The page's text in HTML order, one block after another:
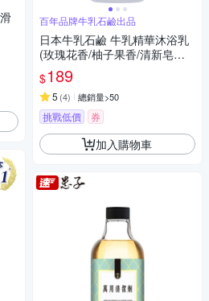
百年品牌牛乳石鹼出品
日本牛乳石鹼 牛乳精華沐浴乳
(玫瑰花香/柚子果香/清新皂香)5
00ml
$189
5 (4) 總銷量>50
挑戰低價 券
加入購物車